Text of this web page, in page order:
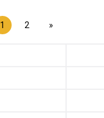
1 2 »